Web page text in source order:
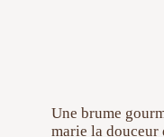
Une brume
marie la douceur